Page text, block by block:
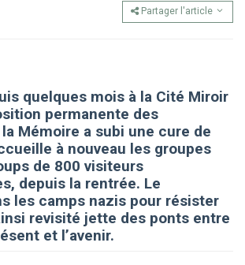
Partager l'article
quelques mois à la Cité Miroir
permanente des
Mémoire a subi une cure de
à nouveau les groupes
de 800 visiteurs
depuis la rentrée. Le
les camps nazis pour résister
revisité jette des ponts entre
et l’avenir.